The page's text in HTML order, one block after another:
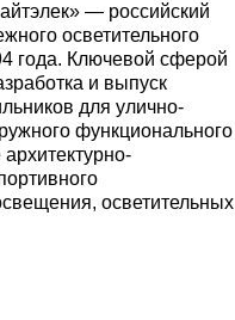
— российский
осветительного
года. Ключевой сферой
и выпуск
для улично-
функционального
осветительных